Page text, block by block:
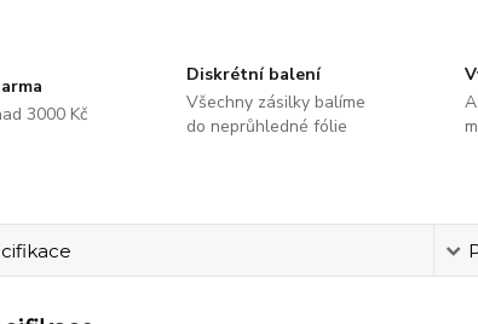
3000 Kč
Diskrétní balení
Všechny zásilky balíme
do neprůhledné fólie